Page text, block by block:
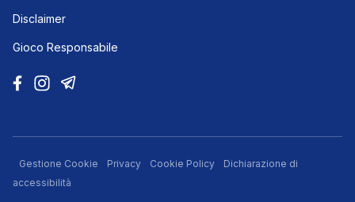
Disclaimer
Gioco Responsabile
Gestione Cookie Privacy Cookie Policy
Dichiarazione di
accessibilità